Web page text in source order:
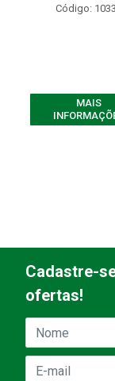
Código:
MAIS
Cadastre-
ofertas!